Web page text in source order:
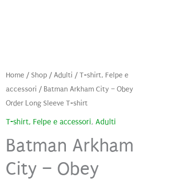
Home/ Shop/ Adulti / T-shirt, Felpe e
accessori / Batman Arkham City – Obey
Order Long Sleeve T-shirt
T-shirt, Felpe e accessori, Adulti
Batman Arkham
City – Obey